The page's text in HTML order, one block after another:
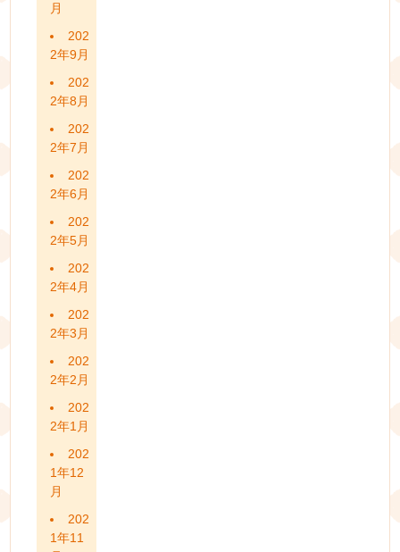
月
202
2年9月
202
2年8月
202
2年7月
202
2年6月
202
2年5月
202
2年4月
202
2年3月
202
2年2月
202
2年1月
202
1年12
月
202
1年11